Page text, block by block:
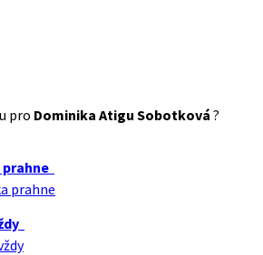
pro Dominika Atigu Sobotková ?
prahne
prahne